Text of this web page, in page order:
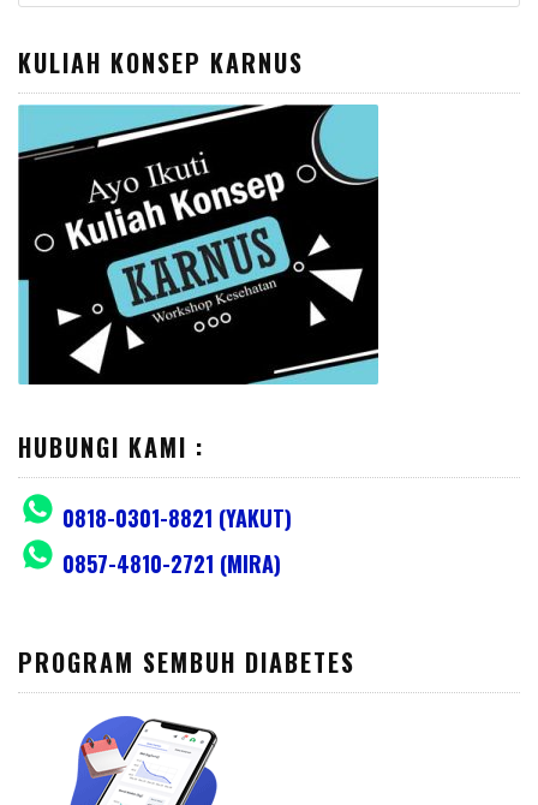
for:
KULIAH KONSEP KARNUS
HUBUNGI KAMI :
0818-0301-8821 (YAKUT)
0857-4810-2721 (MIRA)
PROGRAM SEMBUH DIABETES